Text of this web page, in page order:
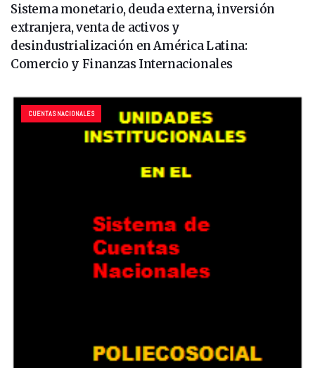
Sistema monetario, deuda externa, inversión
extranjera, venta de activos y
desindustrialización en América Latina:
Comercio y Finanzas Internacionales
CUENTAS NACIONALES